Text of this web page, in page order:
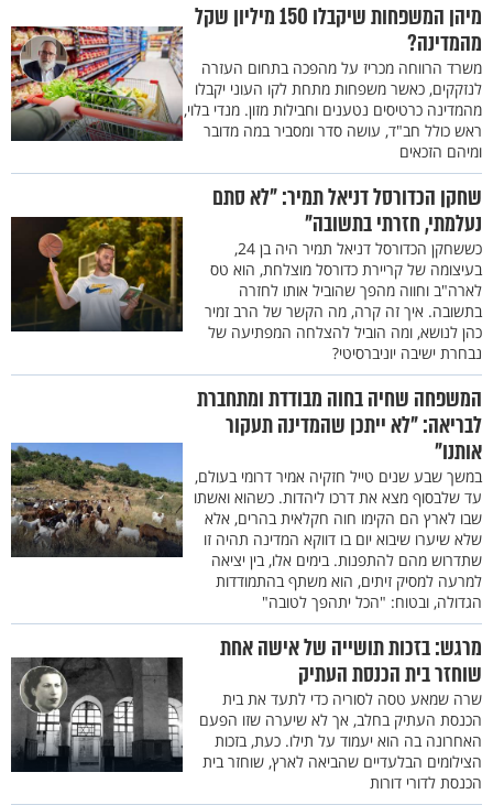
מיהן המשפחות שיקבלו 150 מיליון שקל
מהמדינה?
משרד הרווחה מכריז על מהפכה בתחום העזרה
לנזקקים, כאשר משפחות מתחת לקו העוני יקבלו
מהמדינה כרטיסים נטענים וחבילות מזון. מנדי בלוי,
ראש כולל חב"ד, עושה סדר ומסביר במה מדובר
ומיהם הזכאים
שחקן הכדורסל דניאל תמיר: "לא סתם
נעלמתי, חזרתי בתשובה"
כששחקן הכדורסל דניאל תמיר היה בן 24,
בעיצומה של קריירת כדורסל מוצלחת, הוא טס
לארה"ב וחווה מהפך שהוביל אותו לחזרה
בתשובה. איך זה קרה, מה הקשר של הרב זמיר
כהן לנושא, ומה הוביל להצלחה המפתיעה של
נבחרת ישיבה יוניברסיטי?
המשפחה שחיה בחוה מבודדת ומתחברת
לבריאה: "לא ייתכן שהמדינה תעקור
אותנו"
במשך שבע שנים טייל חזקיה אמיר דרומי בעולם,
עד שלבסוף מצא את דרכו ליהדות. כשהוא ואשתו
שבו לארץ הם הקימו חוה חקלאית בהרים, אלא
שלא שיערו שיבוא יום בו דווקא המדינה תהיה זו
שתדרוש מהם להתפנות. בימים אלו, בין יציאה
למרעה למסיק זיתים, הוא משתף בהתמודדות
הגדולה, ובטוח: "הכל יתהפך לטובה"
מרגש: בזכות תושייה של אישה אחת
שוחזר בית הכנסת העתיק
שרה שמאע טסה לסוריה כדי לתעד את בית
הכנסת העתיק בחלב, אך לא שיערה שזו הפעם
האחרונה בה הוא יעמוד על תילו. כעת, בזכות
הצילומים הבלעדיים שהביאה לארץ, שוחזר בית
הכנסת לדורי דורות